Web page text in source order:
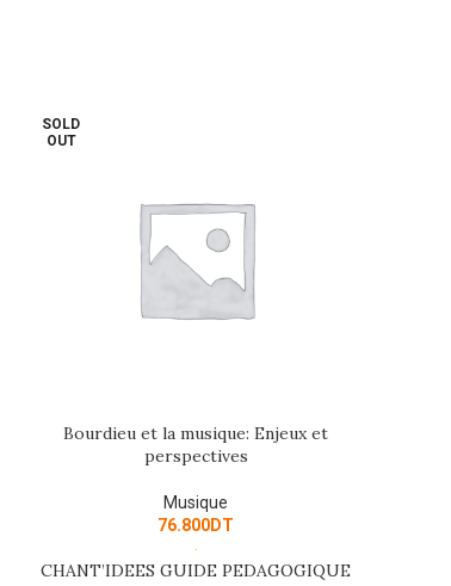
SOLD
OUT
READ MORE
Bourdieu et la musique: Enjeux et
perspectives
Musique
76.800DT
ADD TO CART
CHANT’IDEES GUIDE PEDAGOGIQUE